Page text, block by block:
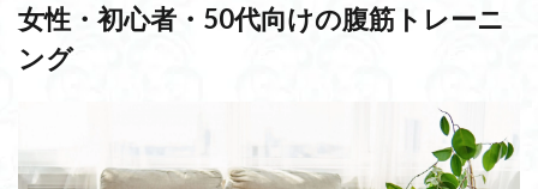
女性・初心者・50代向けの腹筋トレーニ
ング